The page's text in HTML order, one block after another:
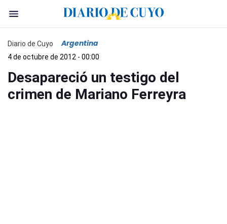
Diario de Cuyo Argentina
4 de octubre de 2012 - 00:00
Desapareció un testigo del
crimen de Mariano Ferreyra